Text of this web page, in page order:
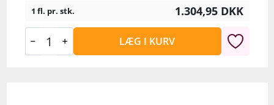
1 fl. pr. stk. 1.304,95 DKK
LÆG I KURV